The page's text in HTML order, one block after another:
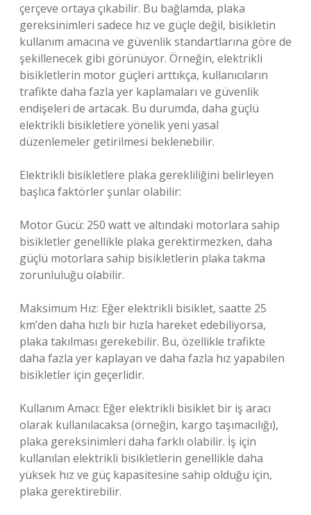
çerçeve ortaya çıkabilir. Bu bağlamda, plaka
gereksinimleri sadece hız ve güçle değil, bisikletin
kullanım amacına ve güvenlik standartlarına göre de
şekillenecek gibi görünüyor. Örneğin, elektrikli
bisikletlerin motor güçleri arttıkça, kullanıcıların
trafikte daha fazla yer kaplamaları ve güvenlik
endişeleri de artacak. Bu durumda, daha güçlü
elektrikli bisikletlere yönelik yeni yasal
düzenlemeler getirilmesi beklenebilir.
Elektrikli bisikletlere plaka gerekliliğini belirleyen
başlıca faktörler şunlar olabilir:
Motor Gücü: 250 watt ve altındaki motorlara sahip
bisikletler genellikle plaka gerektirmezken, daha
güçlü motorlara sahip bisikletlerin plaka takma
zorunluluğu olabilir.
Maksimum Hız: Eğer elektrikli bisiklet, saatte 25
km’den daha hızlı bir hızla hareket edebiliyorsa,
plaka takılması gerekebilir. Bu, özellikle trafikte
daha fazla yer kaplayan ve daha fazla hız yapabilen
bisikletler için geçerlidir.
Kullanım Amacı: Eğer elektrikli bisiklet bir iş aracı
olarak kullanılacaksa (örneğin, kargo taşımacılığı),
plaka gereksinimleri daha farklı olabilir. İş için
kullanılan elektrikli bisikletlerin genellikle daha
yüksek hız ve güç kapasitesine sahip olduğu için,
plaka gerektirebilir.